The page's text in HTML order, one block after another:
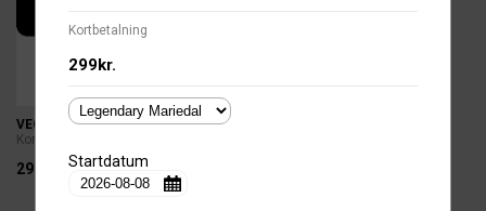
VECKOKORT
Kortbetalning
299kr.
Kortbetalning
299kr.
Startdatum